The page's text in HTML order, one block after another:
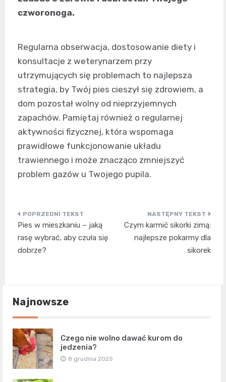
czworonoga.
Regularna obserwacja, dostosowanie diety i
konsultacje z weterynarzem przy
utrzymujących się problemach to najlepsza
strategia, by Twój pies cieszył się zdrowiem, a
dom pozostał wolny od nieprzyjemnych
zapachów. Pamiętaj również o regularnej
aktywności fizycznej, która wspomaga
prawidłowe funkcjonowanie układu
trawiennego i może znacząco zmniejszyć
problem gazów u Twojego pupila.
Nawigacja
wpisu
Pies w mieszkaniu – jaką
rasę wybrać, aby czuła się
dobrze?
Czym karmić sikorki zimą:
najlepsze pokarmy dla
sikorek
Najnowsze
Czego nie wolno dawać kurom do
jedzenia?
8 grudnia 2025